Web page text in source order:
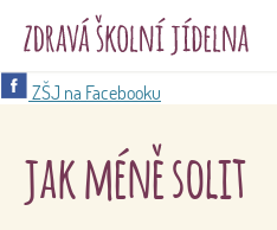
ZŠJ na Facebooku
jak méně solit